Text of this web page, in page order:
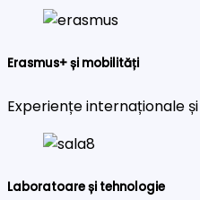
Erasmus+ și mobilități
Experiențe internaționale
Laboratoare și tehnologie